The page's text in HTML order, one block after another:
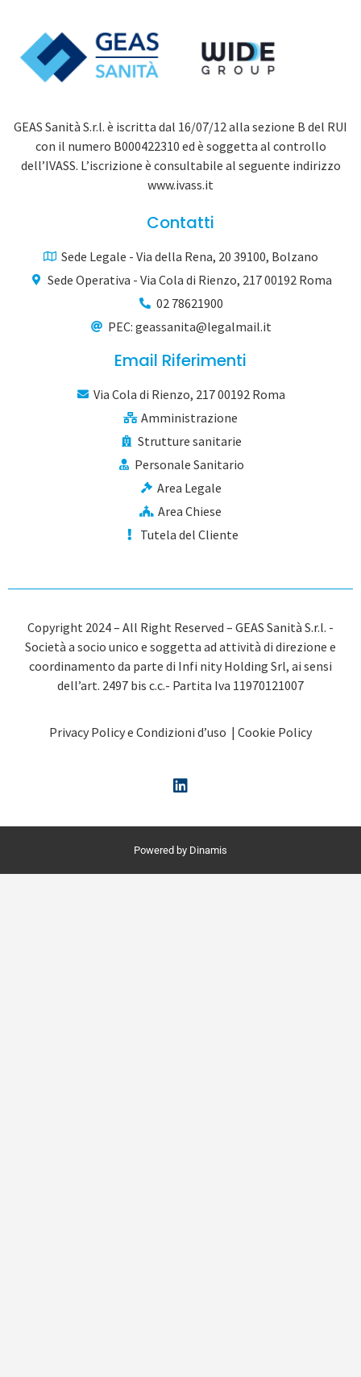
GEAS Sanità S.r.l. è iscritta dal 16/07/12 alla sezione B del RUI
con il numero B000422310 ed è soggetta al controllo
dell’IVASS. L’iscrizione è consultabile al seguente indirizzo
www.ivass.it
Contatti
Sede Legale - Via della Rena, 20 39100, Bolzano
Sede Operativa - Via Cola di Rienzo, 217 00192 Roma
02 78621900
PEC: geassanita@legalmail.it
Email Riferimenti
Via Cola di Rienzo, 217 00192 Roma
Amministrazione
Strutture sanitarie
Personale Sanitario
Area Legale
Area Chiese
Tutela del Cliente
Copyright 2024 – All Right Reserved – GEAS Sanità S.r.l. -
Società a socio unico e soggetta ad attività di direzione e
coordinamento da parte di Infi nity Holding Srl, ai sensi
dell’art. 2497 bis c.c.- Partita Iva 11970121007
Privacy Policy e Condizioni d’uso | Cookie Policy
Powered by Dinamis